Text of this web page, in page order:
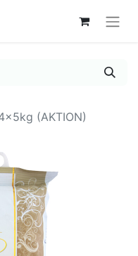
(AKTION)